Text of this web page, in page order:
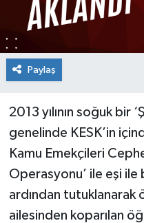
Paylaş
2013 yılının soğuk bir
genelinde KESK’in
Kamu Emekçileri
Operasyonu’ ile eşi ile
ardından tutuklanarak
ailesinden koparılan